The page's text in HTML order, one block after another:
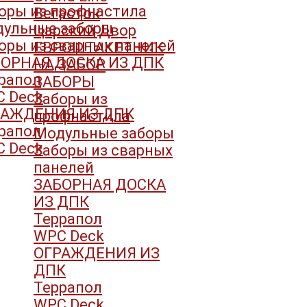
Вегасток
Царский Двор
ЕВРОШТАКЕТНИК
НА ЗАБОР
ЗАБОРЫ
Заборы из
профнастила
Модульные заборы
Заборы из сварных
панелей
ЗАБОРНАЯ ДОСКА
ИЗ ДПК
Террапол
WPC Deck
ОГРАЖДЕНИЯ ИЗ
ДПК
Террапол
из профнастила
заборы
из сварных панелей
ДОСКА ИЗ ДПК
Deck
ИЗ ДПК
Deck